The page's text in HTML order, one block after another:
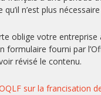
qu’il n’est plus
oblige votre
formulaire fourni par
révisé le contenu.
sur la francisation